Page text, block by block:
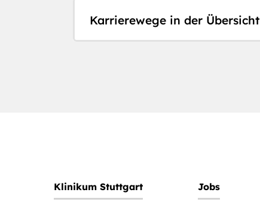
Karrierewege in der Übersicht
Klinikum Stuttgart Jobs